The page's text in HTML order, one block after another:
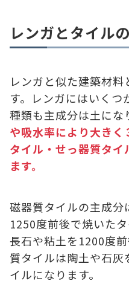
レンガとタイル
レンガと似た建築材
す。レンガにはいく
種類も主成分は土にな
や吸水率により大き
タイル・せっ器質タイ
ます。
磁器質タイルの主成分
1250度前後で焼いた
長石や粘土を1200度
質タイルは陶土や石
イルになります。